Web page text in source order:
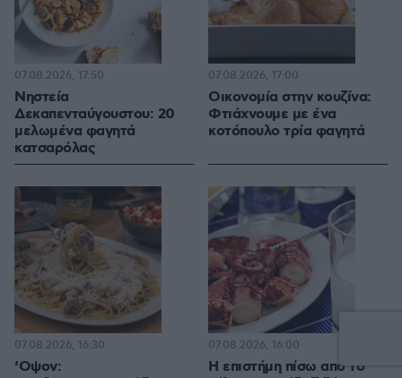
Νηστεία
Δεκαπενταύγουστου: 20
μελωμένα φαγητά
κατσαρόλας
07.08.2026, 17:50
Οικονομία στην κουζίνα:
Φτιάχνουμε με ένα
κοτόπουλο τρία φαγητά
07.08.2026, 17:00
‘Οψον:
07.08.2026, 16:30
Η επιστήμη πίσω από το
07.08.2026, 16:00